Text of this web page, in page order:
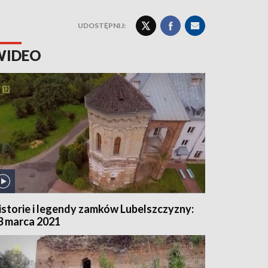
UDOSTĘPNIJ:
i legendy zamków Lubelszczyzny:
marca 2021